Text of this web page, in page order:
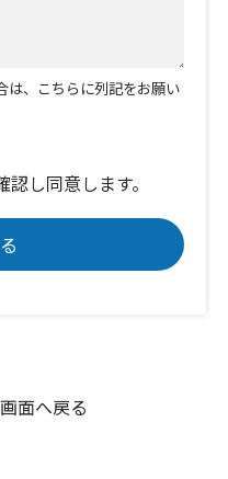
は、こちらに列記をお願い
認し同意します。
面へ戻る